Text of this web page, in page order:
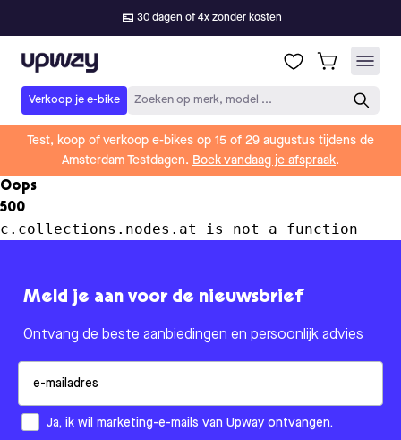
30 dagen of 4x zonder kosten
Upway
Verkoop je e-bike Zoeken op merk, model ...
Test, koop of verkoop e-bikes op 15 of 29 augustus tijdens de
Amsterdam Testdagen. Boek vandaag je afspraak.
Oops
500
c.collections.nodes.at is not a function
Meld je aan voor de nieuwsbrief
Ontvang de beste aanbiedingen en persoonlijk advies
How would you like to hear from us?
Ja, ik wil marketing-e-mails van Upway ontvangen.